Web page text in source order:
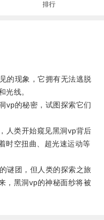
排行
现象，它拥有无法逃脱
光线。
的秘密，试图探索它们
类开始窥见黑洞vp背后
时空扭曲、超光速运动等
团，但人类的探索之旅
，黑洞vp的神秘面纱将被